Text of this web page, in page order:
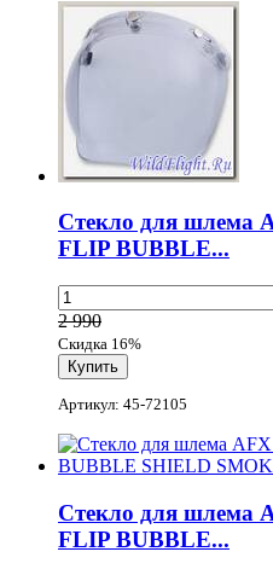
Стекло для шлема
FLIP BUBBLE...
2 990
Скидка 16%
Артикул: 45-72105
Стекло для шлема
FLIP BUBBLE...